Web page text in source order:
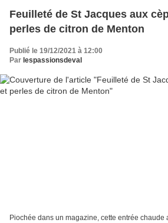
Feuilleté de St Jacques aux
perles de citron de Menton
Publié le 19/12/2021 à 12:00
Par lespassionsdeval
Piochée dans un magazine, cette entrée chaude